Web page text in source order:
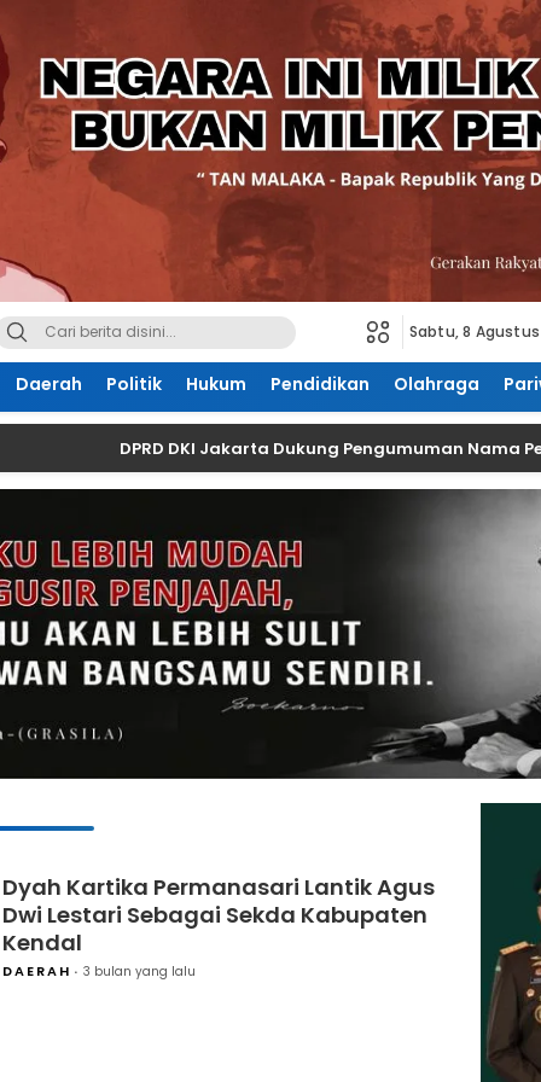
Sabtu, 8
Daerah Politik Hukum Pendidikan Olahraga
DPRD DKI Jakarta Dukung Pengumuman Nama
Dyah Kartika Permanasari Lantik Agus
Dwi Lestari Sebagai Sekda Kabupaten
Kendal
DAERAH 3 bulan yang lalu